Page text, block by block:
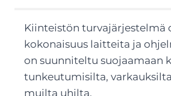
Kiinteistön turvajärjestelmä
kokonaisuus laitteita ja
on suunniteltu suojaamaan
tunkeutumisilta,
muilta uhilta.